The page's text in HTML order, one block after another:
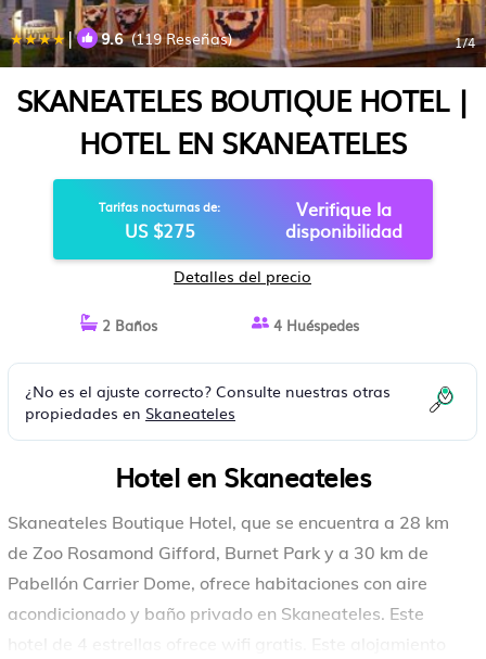
| 9.6(119 Reseñas) 1/4
SKANEATELES BOUTIQUE HOTEL |
HOTEL EN SKANEATELES
Tarifas nocturnas de:
US $275
Verifique la
disponibilidad
Detalles del precio
2 Baños 4 Huéspedes
¿No es el ajuste correcto? Consulte nuestras otras
propiedades en Skaneateles
Hotel en Skaneateles
Skaneateles Boutique Hotel, que se encuentra a 28 km
de Zoo Rosamond Gifford, Burnet Park y a 30 km de
Pabellón Carrier Dome, ofrece habitaciones con aire
acondicionado y baño privado en Skaneateles. Este
hotel de 4 estrellas ofrece wifi gratis. Este alojamiento